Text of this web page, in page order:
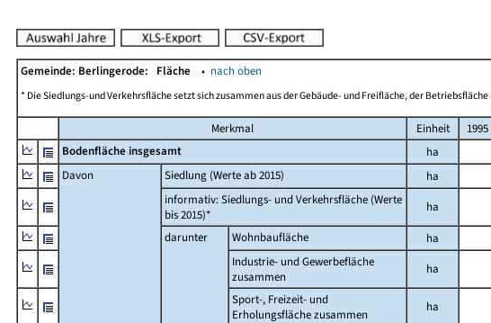
Gemeinde: Berlingerode: Fläche ▴ nach oben
* Die Siedlungs-und Verkehrsfläche setzt sich zusammen aus der Gebäude- und Freifläche, der
Merkmal Einheit 1995
Bodenfläche insgesamt
ha
Davon
Siedlung (Werte ab 2015)
ha
informativ: Siedlungs- und Verkehrsfläche (Werte
bis 2015)*
ha
darunter
Wohnbaufläche
ha
Industrie- und Gewerbefläche
zusammen
ha
Sport-, Freizeit- und
Erholungsfläche zusammen
ha